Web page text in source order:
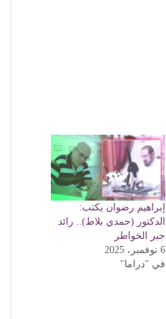
إبراهيم رضوان يكتب:
الدكتور (حمدي بلاط).. رائد
جبر الخواطر
6 نوفمبر، 2025
في "دراما"